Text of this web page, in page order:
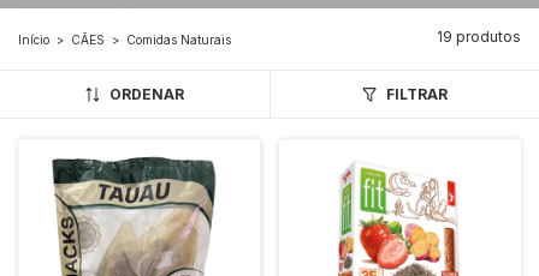
Início > CÃES > Comidas Naturais 19 produtos
ORDENAR FILTRAR